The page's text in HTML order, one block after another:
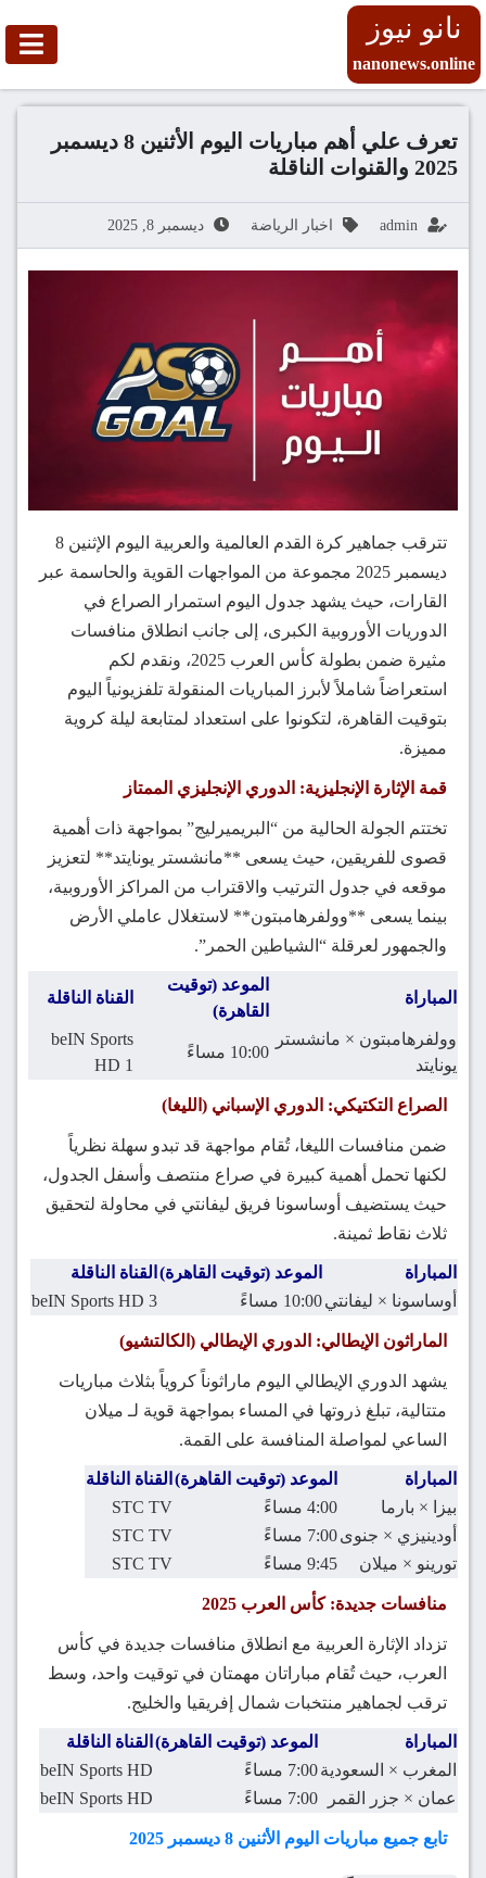
نانو نيوز
nanonews.online
تعرف علي أهم مباريات اليوم الأثنين 8 ديسمبر
2025 والقنوات الناقلة
admin اخبار الرياضة ديسمبر 8, 2025
تترقب جماهير كرة القدم العالمية والعربية اليوم الإثنين 8
ديسمبر 2025 مجموعة من المواجهات القوية والحاسمة عبر
القارات، حيث يشهد جدول اليوم استمرار الصراع في
الدوريات الأوروبية الكبرى، إلى جانب انطلاق منافسات
مثيرة ضمن بطولة كأس العرب 2025، ونقدم لكم
استعراضاً شاملاً لأبرز المباريات المنقولة تلفزيونياً اليوم
بتوقيت القاهرة، لتكونوا على استعداد لمتابعة ليلة كروية
مميزة.
قمة الإثارة الإنجليزية: الدوري الإنجليزي الممتاز
تختتم الجولة الحالية من “البريميرليج” بمواجهة ذات أهمية
قصوى للفريقين، حيث يسعى **مانشستر يونايتد** لتعزيز
موقعه في جدول الترتيب والاقتراب من المراكز الأوروبية،
بينما يسعى **وولفرهامبتون** لاستغلال عاملي الأرض
والجمهور لعرقلة “الشياطين الحمر”.
المباراة
الموعد (توقيت
القاهرة)
القناة الناقلة
وولفرهامبتون × مانشستر
يونايتد
10:00 مساءً
beIN Sports
HD 1
الصراع التكتيكي: الدوري الإسباني (الليغا)
ضمن منافسات الليغا، تُقام مواجهة قد تبدو سهلة نظرياً
لكنها تحمل أهمية كبيرة في صراع منتصف وأسفل الجدول،
حيث يستضيف أوساسونا فريق ليفانتي في محاولة لتحقيق
ثلاث نقاط ثمينة.
المباراة الموعد (توقيت القاهرة) القناة الناقلة
أوساسونا × ليفانتي10:00 مساءً beIN Sports HD 3
الماراثون الإيطالي: الدوري الإيطالي (الكالتشيو)
يشهد الدوري الإيطالي اليوم ماراثوناً كروياً بثلاث مباريات
متتالية، تبلغ ذروتها في المساء بمواجهة قوية لـ ميلان
الساعي لمواصلة المنافسة على القمة.
المباراة الموعد (توقيت القاهرة) القناة الناقلة
بيزا × بارما
4:00 مساءً
STC TV
أودينيزي × جنوى7:00 مساءً
STC TV
تورينو × ميلان
9:45 مساءً STC TV
منافسات جديدة: كأس العرب 2025
تزداد الإثارة العربية مع انطلاق منافسات جديدة في كأس
العرب، حيث تُقام مباراتان مهمتان في توقيت واحد، وسط
ترقب لجماهير منتخبات شمال إفريقيا والخليج.
المباراة الموعد (توقيت القاهرة) القناة الناقلة
المغرب × السعودية7:00 مساءً
beIN Sports HD
عمان × جزر القمر
7:00 مساءً beIN Sports HD
تابع جميع مباريات اليوم الأثنين 8 ديسمبر 2025